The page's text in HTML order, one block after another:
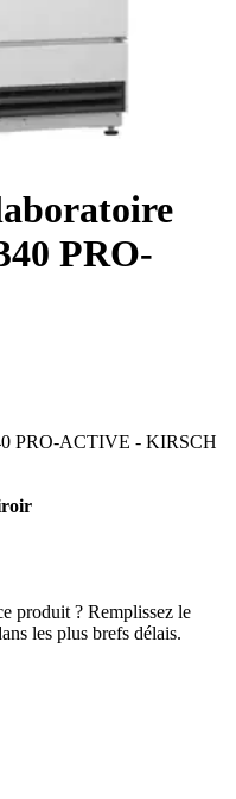
PRO-
PRO-ACTIVE - KIRSCH
produit ? Remplissez le
les plus brefs délais.